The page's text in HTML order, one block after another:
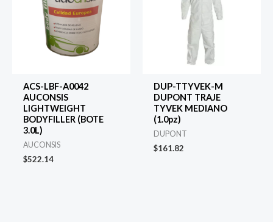
ACS-LBF-A0042
AUCONSIS
LIGHTWEIGHT
BODYFILLER (BOTE
3.0L)
AUCONSIS
$522.14
DUP-TTYVEK-M
DUPONT TRAJE
TYVEK MEDIANO
(1.0pz)
DUPONT
$161.82